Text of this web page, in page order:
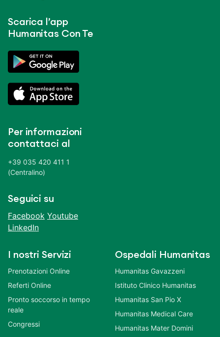
Scarica l’app
Humanitas Con Te
Per informazioni
contattaci al
+39 035 420 411 1
(Centralino)
Seguici su
Facebook Youtube
LinkedIn
I nostri Servizi
Prenotazioni Online
Referti Online
Pronto soccorso in tempo
reale
Congressi
Ospedali Humanitas
Humanitas Gavazzeni
Istituto Clinico Humanitas
Humanitas San Pio X
Humanitas Medical Care
Humanitas Mater Domini